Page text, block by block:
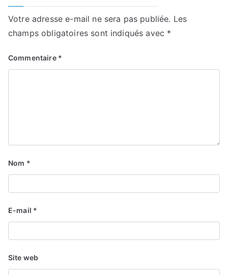
Votre adresse e-mail ne sera pas publiée. Les
champs obligatoires sont indiqués avec *
Commentaire *
Nom *
E-mail *
Site web